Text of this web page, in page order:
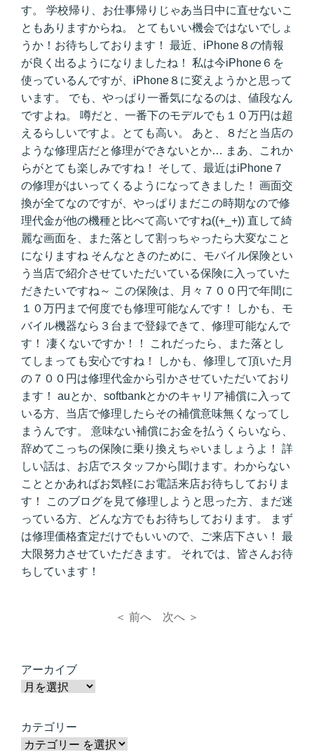
す。 学校帰り、お仕事帰りじゃあ当日中に直せないこ
ともありますからね。 とてもいい機会ではないでしょ
うか！お待ちしております！ 最近、iPhone８の情報
が良く出るようになりましたね！ 私は今iPhone６を
使っているんですが、iPhone８に変えようかと思って
います。 でも、やっぱり一番気になるのは、値段なん
ですよね。 噂だと、一番下のモデルでも１０万円は超
えるらしいですよ。とても高い。 あと、８だと当店の
ような修理店だと修理ができないとか… まあ、これか
らがとても楽しみですね！ そして、最近はiPhone７
の修理がはいってくるようになってきました！ 画面交
換が全てなのですが、やっぱりまだこの時期なので修
理代金が他の機種と比べて高いですね((+_+)) 直して綺
麗な画面を、また落として割っちゃったら大変なこと
になりますね そんなときのために、モバイル保険とい
う当店で紹介させていただいている保険に入っていた
だきたいですね～ この保険は、月々７００円で年間に
１０万円まで何度でも修理可能なんです！ しかも、モ
バイル機器なら３台まで登録できて、修理可能なんで
す！ 凄くないですか！！ これだったら、また落とし
てしまっても安心ですね！ しかも、修理して頂いた月
の７００円は修理代金から引かさせていただいており
ます！ auとか、softbankとかのキャリア補償に入って
いる方、当店で修理したらその補償意味無くなってし
まうんです。 意味ない補償にお金を払うくらいなら、
辞めてこっちの保険に乗り換えちゃいましょうよ！ 詳
しい話は、お店でスタッフから聞けます。わからない
こととかあればお気軽にお電話来店お待ちしておりま
す！ このブログを見て修理しようと思った方、まだ迷
っている方、どんな方でもお待ちしております。 まず
は修理価格査定だけでもいいので、ご来店下さい！ 最
大限努力させていただきます。 それでは、皆さんお待
ちしています！
＜ 前へ 次へ ＞
アーカイブ
カテゴリー